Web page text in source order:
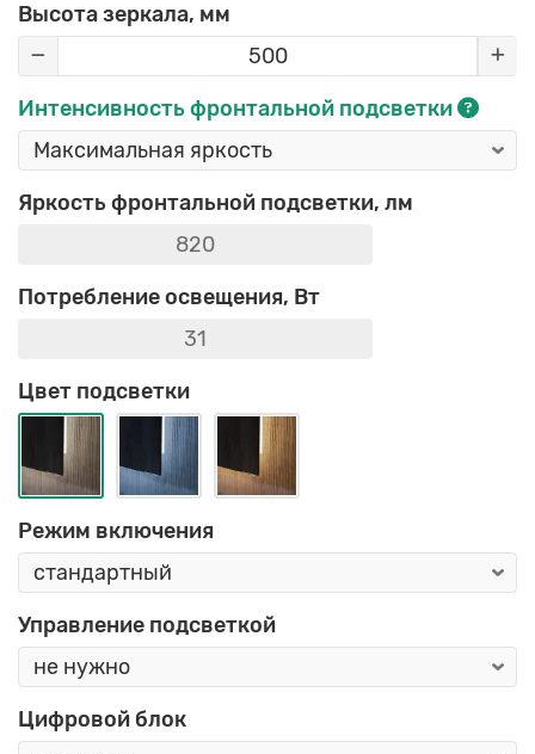
Высота зеркала, мм
Интенсивность фронтальной подсветки
Яркость фронтальной подсветки, лм
Потребление освещения, Вт
Цвет подсветки
Режим включения
Управление подсветкой
Цифровой блок